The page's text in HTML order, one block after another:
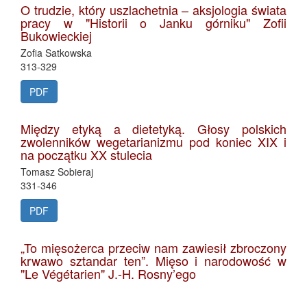
O trudzie, który uszlachetnia – aksjologia świata
pracy w "Historii o Janku górniku" Zofii
Bukowieckiej
Zofia Satkowska
313-329
PDF
Między etyką a dietetyką. Głosy polskich
zwolenników wegetarianizmu pod koniec XIX i
na początku XX stulecia
Tomasz Sobieraj
331-346
PDF
„To mięsożerca przeciw nam zawiesił zbroczony
krwawo sztandar ten”. Mięso i narodowość w
"Le Végétarien" J.-H. Rosny’ego